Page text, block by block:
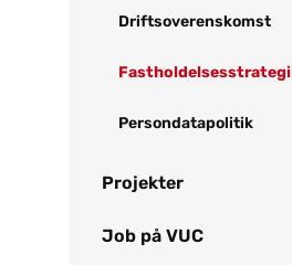
Driftsoverenskomst
Fastholdelsesstrategi
Persondatapolitik
Projekter
Job på VUC